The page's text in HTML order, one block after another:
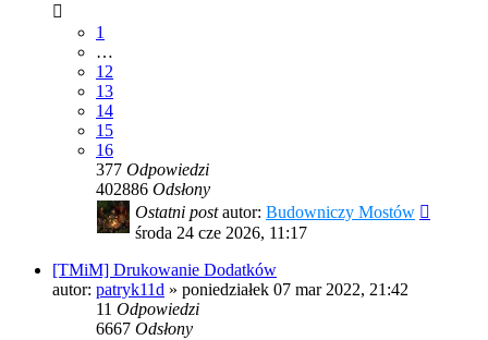
1
…
12
13
14
15
16
377 Odpowiedzi
402886 Odsłony
Ostatni postautor: Budowniczy Mostów
środa 24 cze 2026, 11:17
[TMiM] Drukowanie Dodatków
autor: patryk11d » poniedziałek 07 mar 2022, 21:42
11 Odpowiedzi
6667 Odsłony